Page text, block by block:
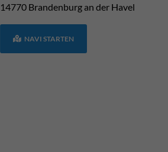
14770 Brandenburg an der Havel
NAVI STARTEN